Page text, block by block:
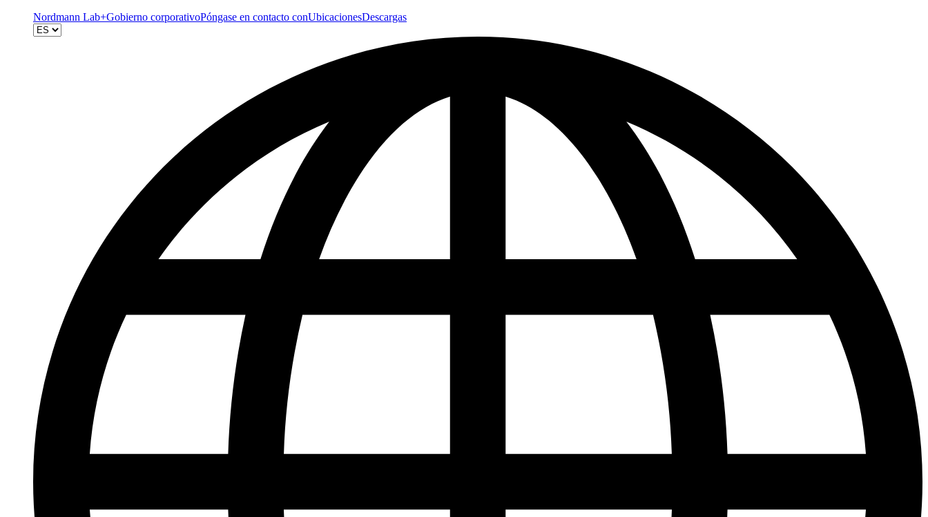
Nordmann Lab+Gobierno corporativoPóngase en contacto conUbicacionesDescargas